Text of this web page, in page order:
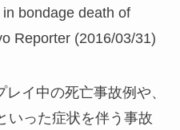
bondage death of
Reporter (2016/03/31)
イ中の死亡事故例や、
いった症状を伴う事故